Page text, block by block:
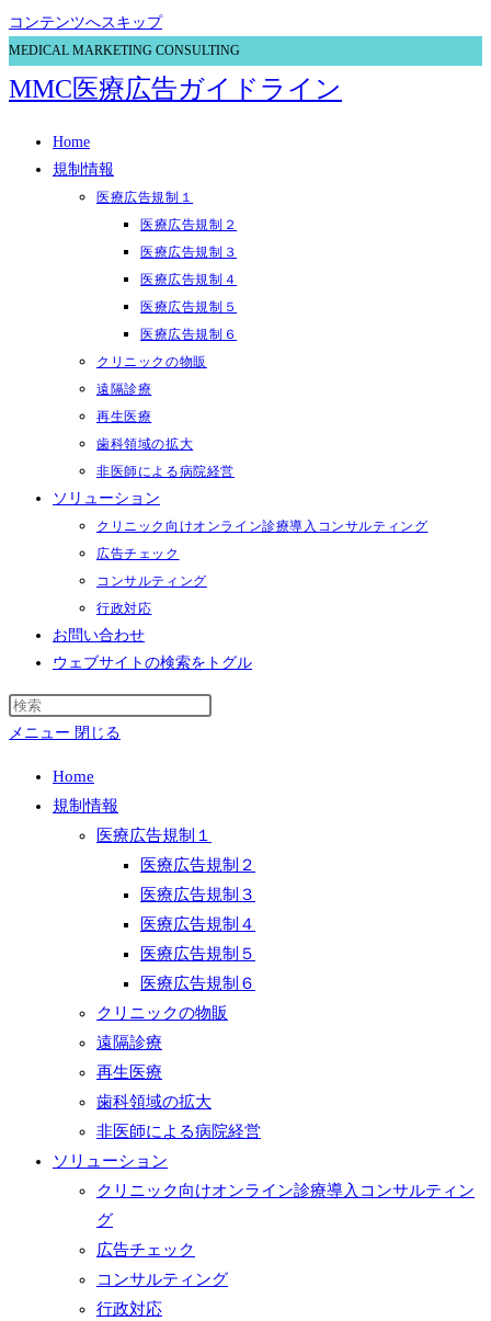
コンテンツへスキップ
MEDICAL MARKETING CONSULTING
MMC医療広告ガイドライン
Home
規制情報
医療広告規制１
医療広告規制２
医療広告規制３
医療広告規制４
医療広告規制５
医療広告規制６
クリニックの物販
遠隔診療
再生医療
歯科領域の拡大
非医師による病院経営
ソリューション
クリニック向けオンライン診療導入コンサルティング
広告チェック
コンサルティング
行政対応
お問い合わせ
ウェブサイトの検索をトグル
メニュー 閉じる
Home
規制情報
医療広告規制１
医療広告規制２
医療広告規制３
医療広告規制４
医療広告規制５
医療広告規制６
クリニックの物販
遠隔診療
再生医療
歯科領域の拡大
非医師による病院経営
ソリューション
クリニック向けオンライン診療導入コンサルティン
グ
広告チェック
コンサルティング
行政対応